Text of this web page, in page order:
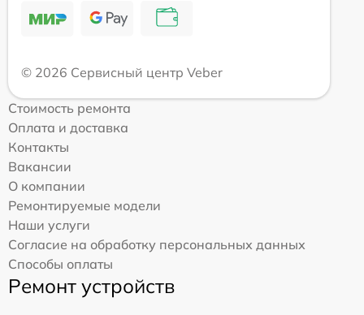
© 2026 Сервисный центр Veber
Стоимость ремонта
Оплата и доставка
Контакты
Вакансии
О компании
Ремонтируемые модели
Наши услуги
Согласие на обработку персональных данных
Способы оплаты
Ремонт устройств